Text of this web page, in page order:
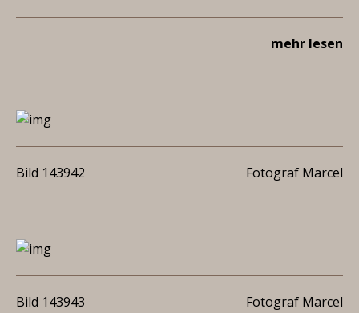
mehr lesen
Bild 143942 Fotograf Marcel
Bild 143943 Fotograf Marcel